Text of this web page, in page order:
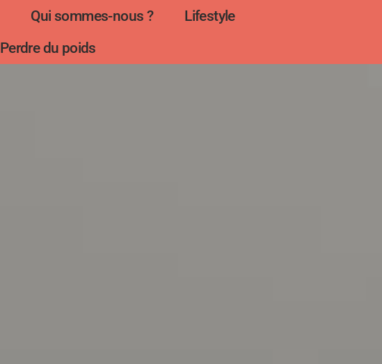
Qui sommes-nous ?
Lifestyle
Perdre du poids